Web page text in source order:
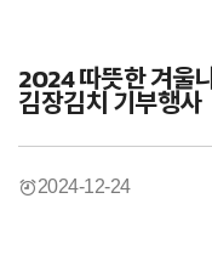
2024 따뜻한 겨울
김장김치 기부행사
2024-12-24